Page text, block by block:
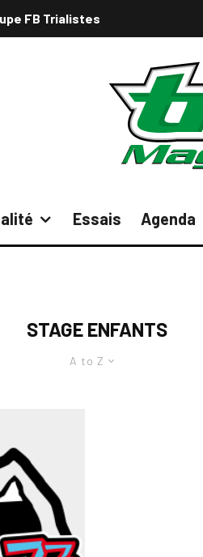
FB Trialistes
Essais Agenda
STAGE ENFANTS
A to Z